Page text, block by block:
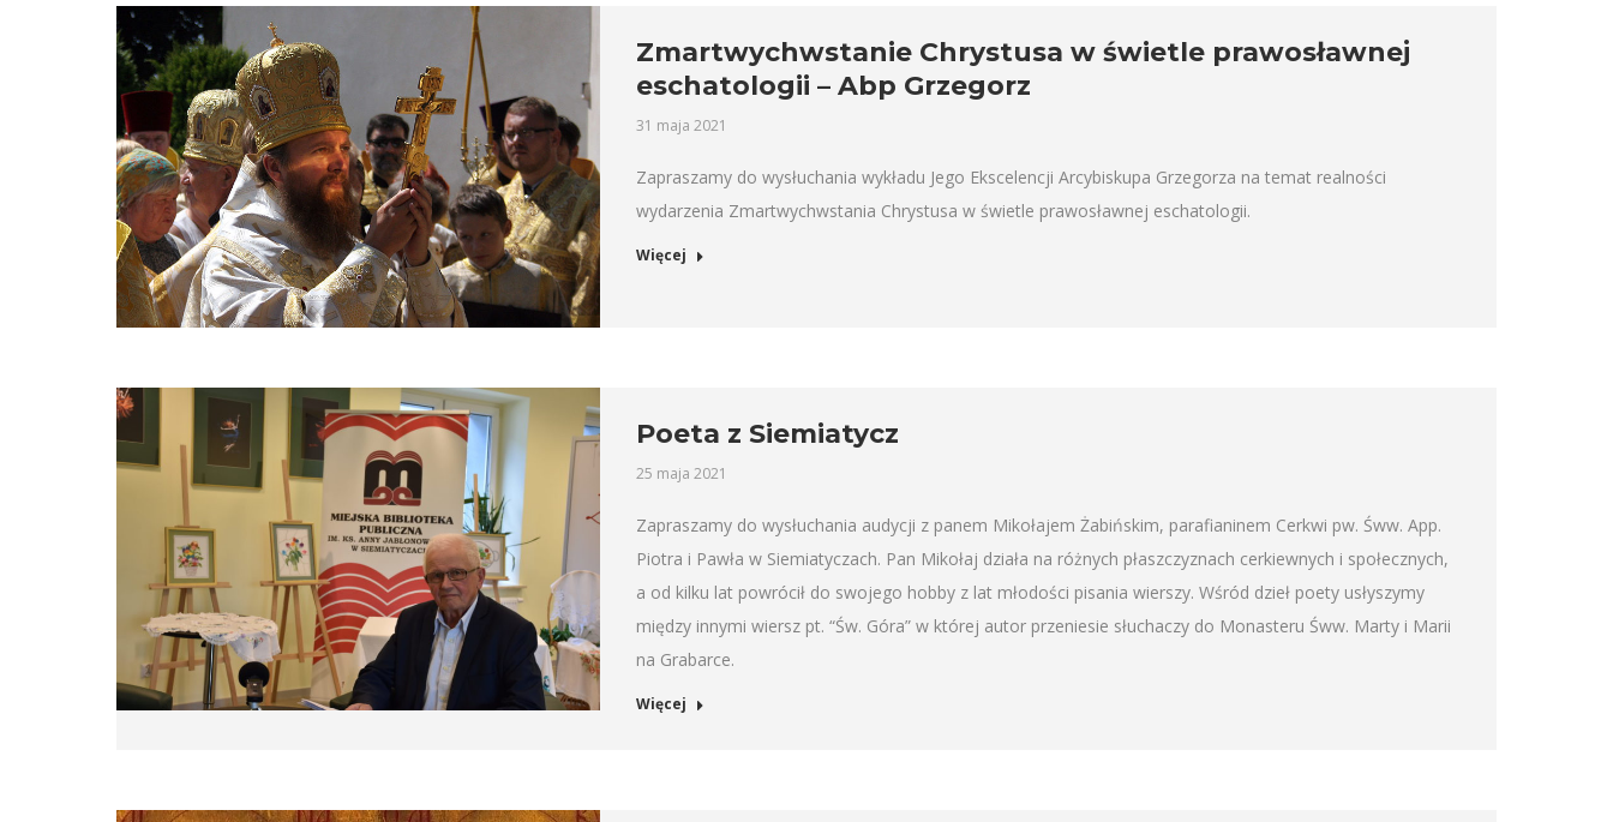
Zmartwychwstanie Chrystusa w świetle prawosławnej
eschatologii – Abp Grzegorz
31 maja 2021
Zapraszamy do wysłuchania wykładu Jego Ekscelencji Arcybiskupa Grzegorza na temat realności
wydarzenia Zmartwychwstania Chrystusa w świetle prawosławnej eschatologii.
Więcej
Poeta z Siemiatycz
25 maja 2021
Zapraszamy do wysłuchania audycji z panem Mikołajem Żabińskim, parafianinem Cerkwi pw. Śww. App.
Piotra i Pawła w Siemiatyczach. Pan Mikołaj działa na różnych płaszczyznach cerkiewnych i społecznych,
a od kilku lat powrócił do swojego hobby z lat młodości pisania wierszy. Wśród dzieł poety usłyszymy
między innymi wiersz pt. “Św. Góra” w której autor przeniesie słuchaczy do Monasteru Śww. Marty i Marii
na Grabarce.
Więcej